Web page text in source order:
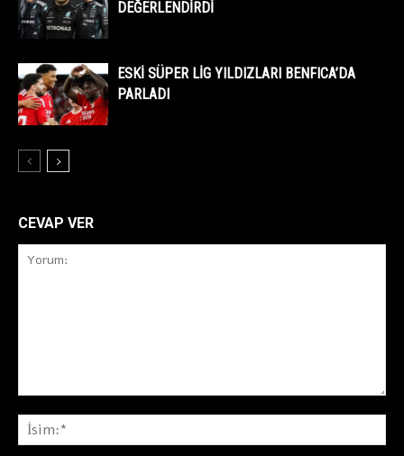
DEĞERLENDİRDİ
ESKİ SÜPER LİG YILDIZLARI BENFICA’DA
PARLADI
CEVAP VER